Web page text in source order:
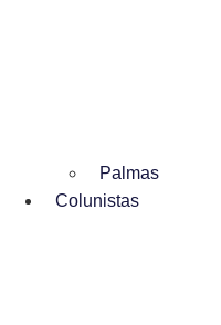
Palmas
Colunistas